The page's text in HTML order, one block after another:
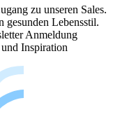
zu unseren Sales.
gesunden Lebensstil.
Anmeldung
Inspiration